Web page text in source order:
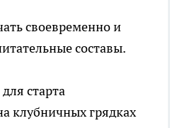
своевременно и
составы.
старта
клубничных грядках